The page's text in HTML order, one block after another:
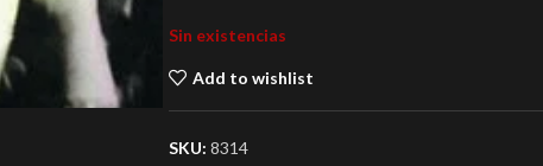
Sin existencias
Add to wishlist
SKU: 8314